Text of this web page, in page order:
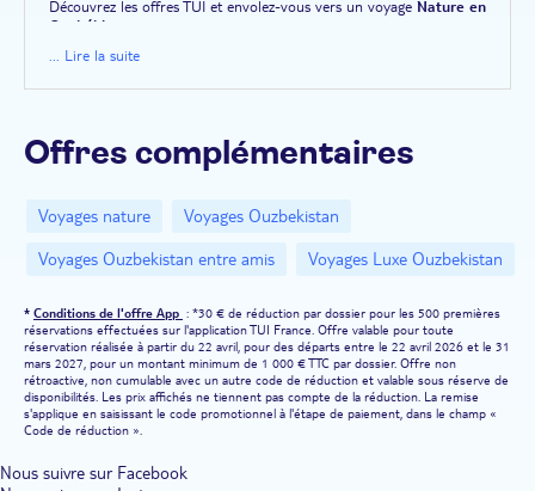
Découvrez les offres TUI et envolez-vous vers un voyage Nature en
Ouzbékistan
... Lire la suite
Offres complémentaires
Voyages nature
Voyages Ouzbekistan
Voyages Ouzbekistan entre amis
Voyages Luxe Ouzbekistan
* Conditions de l'offre App : *30 € de réduction par dossier pour les 500 premières
réservations effectuées sur l'application TUI France. Offre valable pour toute
réservation réalisée à partir du 22 avril, pour des départs entre le 22 avril 2026 et le 31
mars 2027, pour un montant minimum de 1 000 € TTC par dossier. Offre non
rétroactive, non cumulable avec un autre code de réduction et valable sous réserve de
disponibilités. Les prix affichés ne tiennent pas compte de la réduction. La remise
s'applique en saisissant le code promotionnel à l'étape de paiement, dans le champ «
Code de réduction ».
Nous suivre sur Facebook